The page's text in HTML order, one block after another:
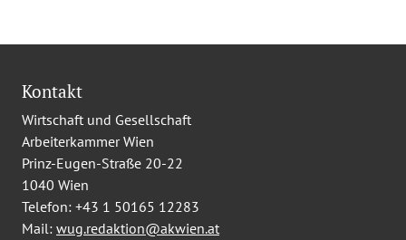
Kontakt
Wirtschaft und Gesellschaft
Arbeiterkammer Wien
Prinz-Eugen-Straße 20-22
1040 Wien
Telefon: +43 1 50165 12283
Mail: wug.redaktion@akwien.at